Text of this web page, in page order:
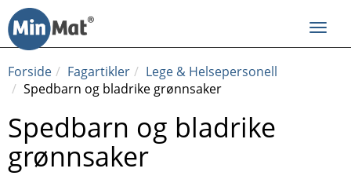
innhold
Forside
Fagartikler
Lege & Helsepersonell
Spedbarn og bladrike grønnsaker
Spedbarn og bladrike
grønnsaker